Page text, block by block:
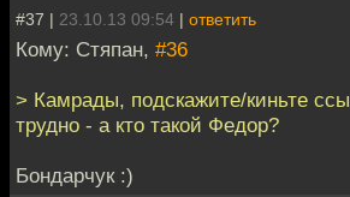
#37 | 23.10.13 09:54 | ответить
Кому: Стяпан, #36
> Камрады, подскажите/киньте
трудно - а кто такой Федор?
Бондарчук :)